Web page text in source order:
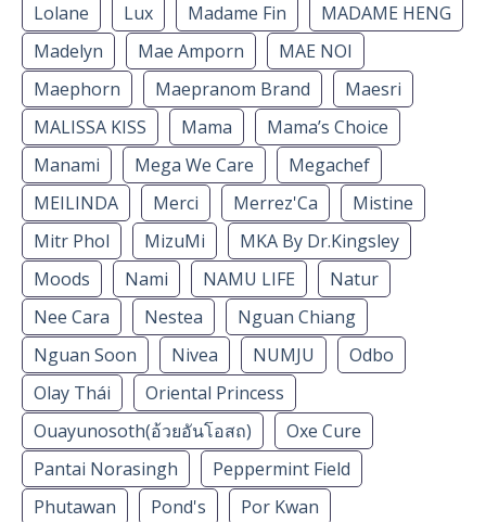
Lolane
Lux Madame Fin
MADAME HENG
Madelyn
Mae Amporn
MAE NOI
Maephorn
Maepranom Brand
Maesri
MALISSA KISS
Mama
Mama’s Choice
Manami
Mega We Care
Megachef
MEILINDA
Merci Merrez'Ca
Mistine
Mitr Phol
MizuMi
MKA By Dr.Kingsley
Moods
Nami NAMU LIFE
Natur
Nee Cara
Nestea
Nguan Chiang
Nguan Soon
Nivea NUMJU
Odbo
Olay Thái
Oriental Princess
Ouayunosoth(อ้วยอันโอสถ)
Oxe Cure
Pantai Norasingh
Peppermint Field
Phutawan
Pond's
Por Kwan